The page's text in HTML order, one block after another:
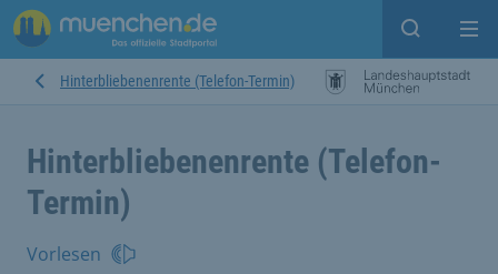
Suche
Hinterbliebenenrente (Telefon-Termin)
Hinterbliebenenrente (Telefon-
Termin)
Vorlesen